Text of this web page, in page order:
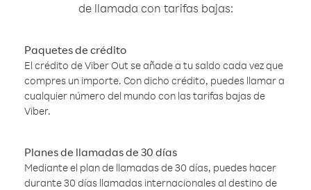
de llamada con tarifas bajas:
Paquetes de crédito
El crédito de Viber Out se añade a tu saldo cada vez que
compres un importe. Con dicho crédito, puedes llamar a
cualquier número del mundo con las tarifas bajas de
Viber.
Planes de llamadas de 30 días
Mediante el plan de llamadas de 30 días, puedes hacer
durante 30 días llamadas internacionales al destino de